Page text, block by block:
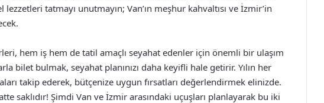
tatmayı unutmayın; Van’ın meşhur kahvaltısı ve İzmir’in
hem iş hem de tatil amaçlı seyahat edenler için önemli bir ulaşım
bilet bulmak, seyahat planınızı daha keyifli hale getirir. Yılın her
takip ederek, bütçenize uygun fırsatları değerlendirmek elinizde.
saklıdır! Şimdi Van ve İzmir arasındaki uçuşları planlayarak bu iki